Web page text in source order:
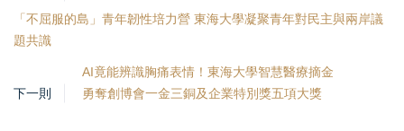
「不屈服的島」青年韌性培力營 東海大學凝聚青年對民主與兩岸議
題共識
下一則
AI竟能辨識胸痛表情！東海大學智慧醫療摘金
勇奪創博會一金三銅及企業特別獎五項大獎